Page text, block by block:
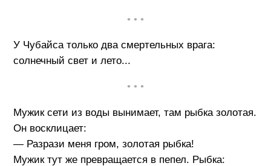
• • •
У Чубайса только два смертельных врага:
солнечный свет и лето...
• • •
Мужик сети из воды вынимает, там рыбка золотая.
Он восклицает:
— Разрази меня гром, золотая рыбка!
Мужик тут же превращается в пепел. Рыбка: